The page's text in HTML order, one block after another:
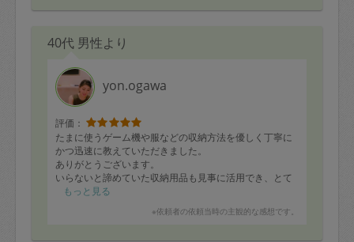
40代 男性より
yon.ogawa
評価：
たまに使うゲーム機や服などの収納方法を優しく丁寧に
かつ迅速に教えていただきました。
ありがとうございます。
いらないと諦めていた収納用品も見事に活用でき、とて
も満足しています。
用品を使うとキレイにおさまるよということも教えてい
もっと見る
※依頼者の依頼当時の主観的な感想です。